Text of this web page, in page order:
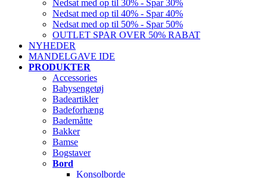
Nedsat med op til 30% - Spar 30%
Nedsat med op til 40% - Spar 40%
Nedsat med op til 50% - Spar 50%
OUTLET SPAR OVER 50% RABAT
NYHEDER
MANDELGAVE IDE
PRODUKTER
Accessories
Babysengetøj
Badeartikler
Badeforhæng
Bademåtte
Bakker
Bamse
Bogstaver
Bord
Konsolborde